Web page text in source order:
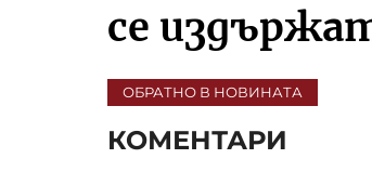
се
ОБРАТНО В НОВИНАТА
КОМЕНТАРИ